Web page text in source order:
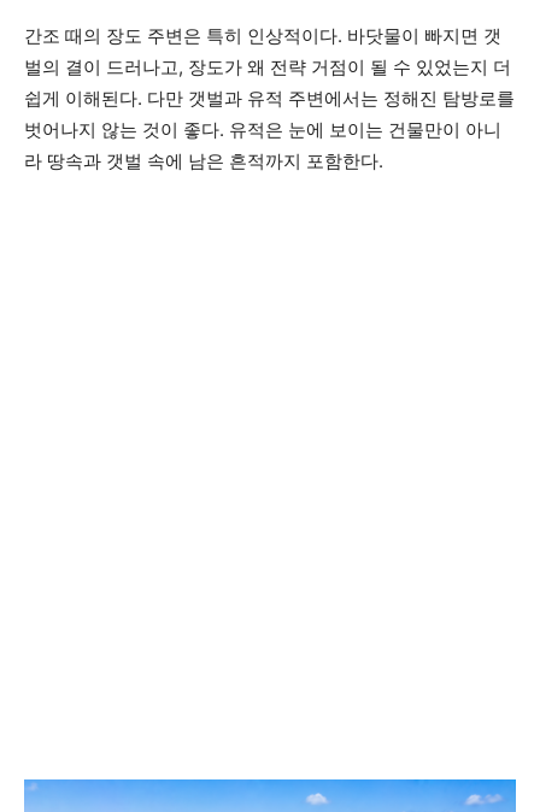
간조 때의 장도 주변은 특히 인상적이다. 바닷물이 빠지면 갯
벌의 결이 드러나고, 장도가 왜 전략 거점이 될 수 있었는지 더
쉽게 이해된다. 다만 갯벌과 유적 주변에서는 정해진 탐방로를
벗어나지 않는 것이 좋다. 유적은 눈에 보이는 건물만이 아니
라 땅속과 갯벌 속에 남은 흔적까지 포함한다.